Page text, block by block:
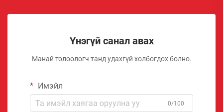
Үнэгүй санал авах
Манай төлөөлөгч танд удахгүй холбогдох болно.
Имэйл
0/100